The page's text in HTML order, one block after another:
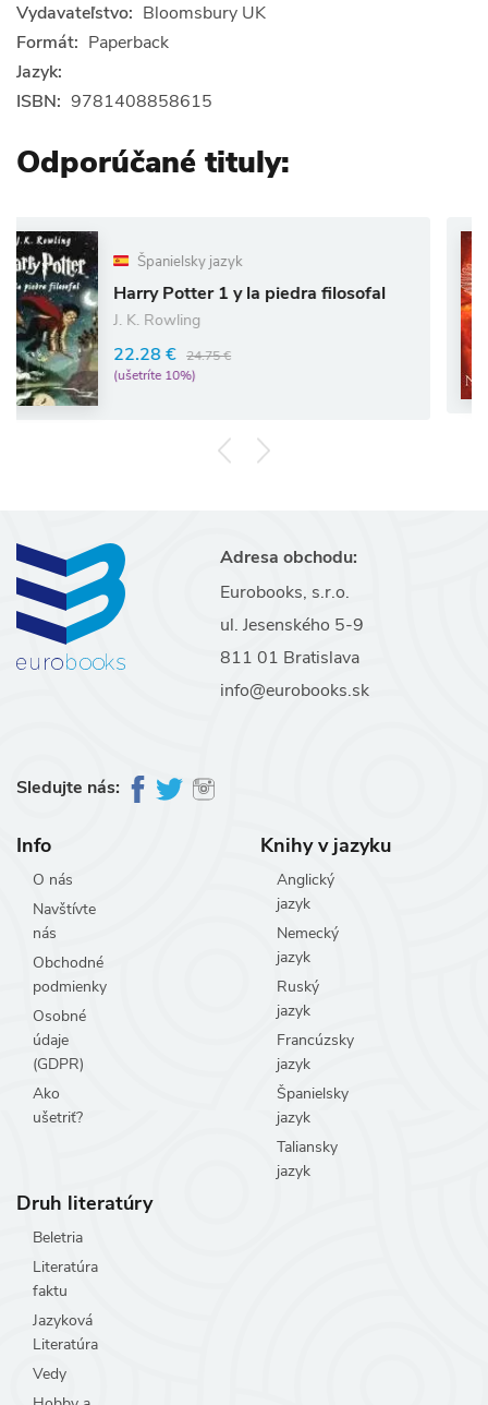
Vydavateľstvo: Bloomsbury UK
Formát: Paperback
Jazyk:
ISBN: 9781408858615
Odporúčané tituly:
Španielsky jazyk
Potter 1 y la piedra filosofal
Rowling
€ 24.75 €
10%)
Adresa obchodu:
Eurobooks, s.r.o.
ul. Jesenského 5-9
811 01 Bratislava
info@eurobooks.sk
Sledujte nás:
Info
O nás
Navštívte
nás
Obchodné
podmienky
Osobné
údaje
(GDPR)
Ako
ušetriť?
Knihy v jazyku
Anglický
jazyk
Nemecký
jazyk
Ruský
jazyk
Francúzsky
jazyk
Španielsky
jazyk
Taliansky
jazyk
Druh literatúry
Beletria
Literatúra
faktu
Jazyková
Literatúra
Vedy